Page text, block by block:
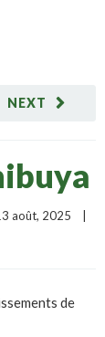
NEXT
août, 2025
de